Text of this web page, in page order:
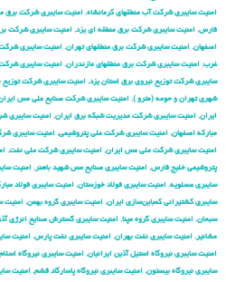
امنیت سایبری شركت آب منطقهای كرمانشاه, امنیت سایبری شركت برق
فارس, امنیت سایبری شركت برق منطقه ای یزد, امنیت سایبری شركت
اصفهان, امنیت سایبری شركت برق منطقهای تهران, امنیت سایبری
غرب, امنیت سایبری شركت برق منطقهای مازندران, امنیت سایبری
سایبری شركت توزیع نیروی برق استان یزد, امنیت سایبری شركت توزیع
شهری تهران و حومه (مترو ), امنیت سایبری شركت صنایع ملی مس
ایران, امنیت سایبری شركت مدیریت شبكه برق ایران, امنیت سایبری
مبارکه اصفهان, امنیت سایبری شرکت ملی پتروشیمی, امنیت سایبری
امنیت سایبری شرکت ملی مس ایران, امنیت سایبری شرکت ملی نفت,
پتروشیمی خلیج فارس, امنیت سایبری صنایع مس شهید باهنر , امنیت
سایبری عسلویه, امنیت سایبری فولاد خوزستان, امنیت سایبری فولاد
سایبری کشتیرانی کمباین‌سازی ایران, امنیت سایبری گروه بهمن, امنیت
سبحان, امنیت سایبری گروه مپنا, امنیت سایبری گسترش صنایع انرژی
مشانیر , امنیت سایبری نفت بهران, امنیت سایبری نفت پارس, امنیت
امنیت سایبری نیروگاه استیل آذین ایرانیان, امنیت سایبری نیروگاه
سایبری نیروگاه بیستون, امنیت سایبری نیروگاه پاسارگاد قشم, امنیت